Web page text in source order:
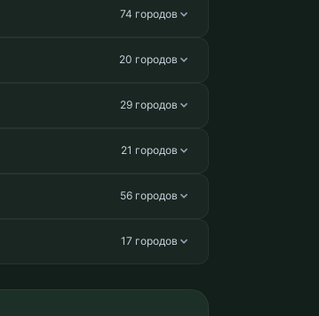
74 городов
20 городов
29 городов
21 городов
56 городов
17 городов